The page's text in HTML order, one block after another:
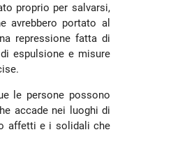
proprio per salvarsi,
avrebbero portato al
repressione fatta di
espulsione e misure
le persone possono
accade nei luoghi di
affetti e i solidali che